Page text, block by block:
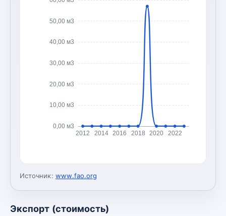
0,00 м3
10,00 м3
20,00 м3
30,00 м3
40,00 м3
50,00 м3
2012 2014 2016 2018 2020 2022
Источник: www.fao.org
Экспорт (стоимость)